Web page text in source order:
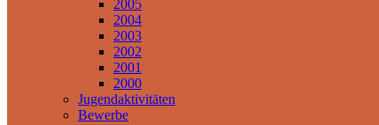
2005
2004
2003
2002
2001
2000
Jugendaktivitäten
Bewerbe